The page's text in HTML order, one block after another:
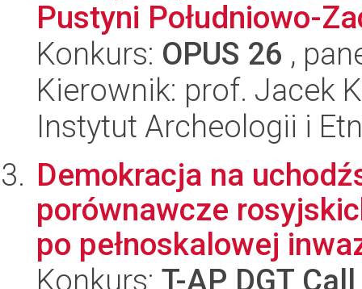
Pustyni Południowo-
Konkurs: OPUS 26 ,
Kierownik: prof. Jacek
Instytut Archeologii i
Demokracja na
porównawcze
po pełnoskalowej
Konkurs: T-AP DGT